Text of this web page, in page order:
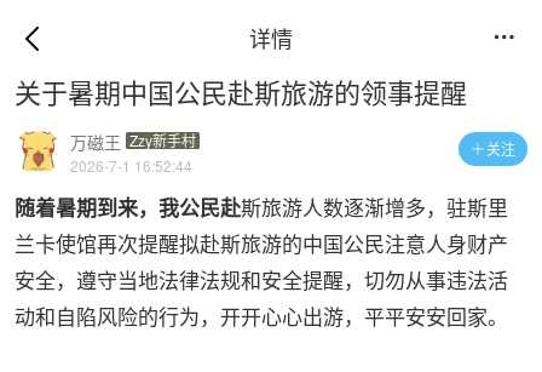
详情 
关于暑期中国公民赴斯旅游的领事提醒
关注
万磁王 Zzy新手村
2026-7-1 16:52:44
随着暑期到来，我公民赴斯旅游人数逐渐增多，驻斯里
兰卡使馆再次提醒拟赴斯旅游的中国公民注意人身财产
安全，遵守当地法律法规和安全提醒，切勿从事违法活
动和自陷风险的行为，开开心心出游，平平安安回家。